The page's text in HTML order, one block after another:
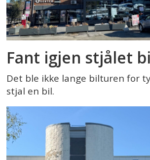
Fant igjen stjålet
Det ble ikke lange bilturen for
stjal en bil.